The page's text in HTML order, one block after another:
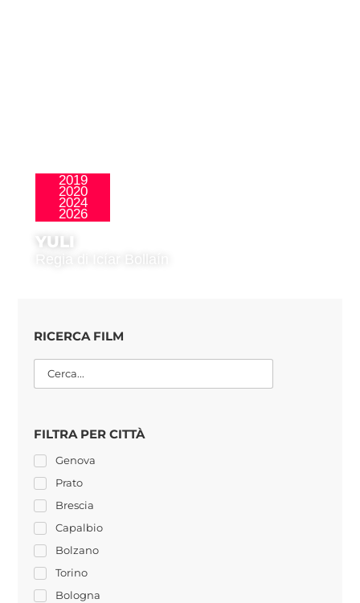
RICERCA FILM
FILTRA PER CITTÀ
Genova
Prato
Brescia
Capalbio
Bolzano
Torino
Bologna
2019
2020
2024
2026
YULI